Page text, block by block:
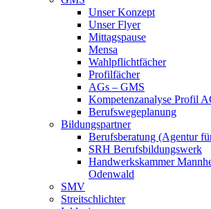
Unser Konzept
Unser Flyer
Mittagspause
Mensa
Wahlpflichtfächer
Profilfächer
AGs – GMS
Kompetenzanalyse Profil
Berufswegeplanung
Bildungspartner
Berufsberatung (Agentur
SRH Berufsbildungswerk
Handwerkskammer
Odenwald
SMV
Streitschlichter